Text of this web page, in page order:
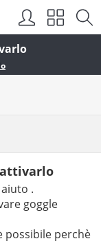
attivarlo
.
goggle
possibile perchè